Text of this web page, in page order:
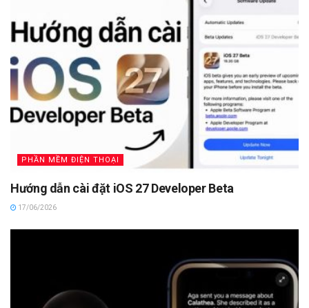
PHẦN MỀM ĐIỆN THOẠI
Hướng dẫn cài đặt iOS 27 Developer Beta
17/06/2026